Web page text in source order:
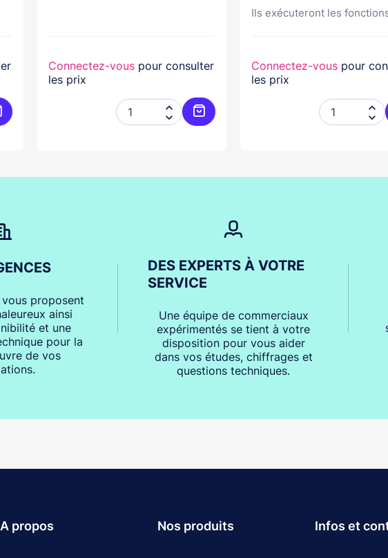
au panier
Connectez-vous pour consulter
les prix


Ajouter au panier
Ils exécuteront les
Connectez-vous pour
les prix


proposent
ainsi
et une
pour la
de vos
DES EXPERTS À VOTRE
SERVICE
Une équipe de commerciaux
expérimentés se tient à votre
disposition pour vous aider
dans vos études, chiffrages et
questions techniques.
A propos Nos produits Infos et